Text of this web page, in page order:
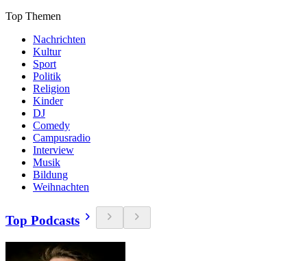
Top Themen
Nachrichten
Kultur
Sport
Politik
Religion
Kinder
DJ
Comedy
Campusradio
Interview
Musik
Bildung
Weihnachten
Top Podcasts